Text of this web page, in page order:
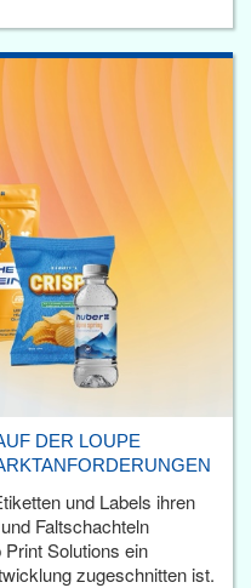
DER LOUPE
und Labels ihren
Faltschachteln
Solutions ein
zugeschnitten ist.